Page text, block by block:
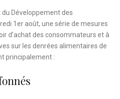
Développement des
1er août, une série de mesures
d’achat des consommateurs et à
sur les denrées alimentaires de
principalement :